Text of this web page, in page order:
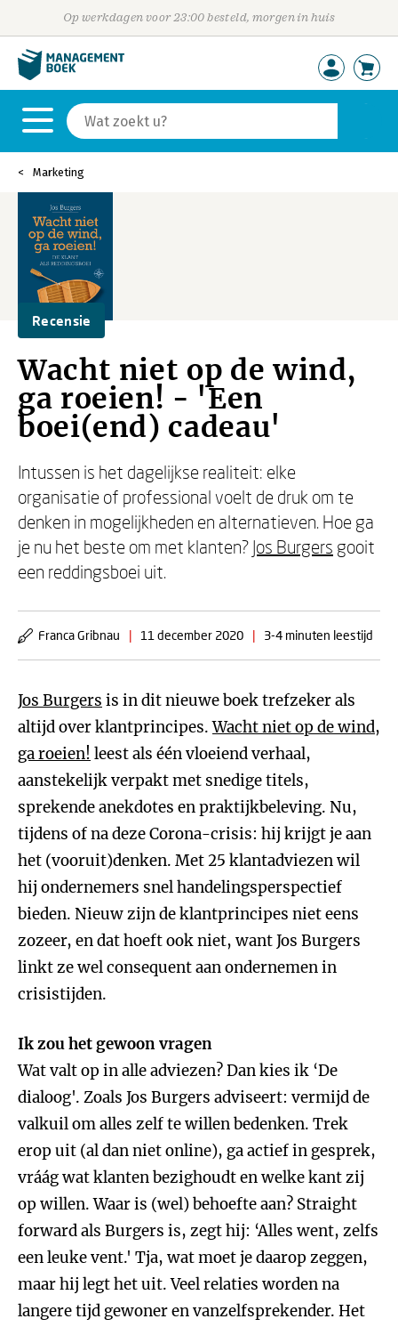
Op werkdagen voor 23:00 besteld, morgen in huis
Marketing
Recensie
Wacht niet op de wind,
ga roeien! - 'Een
boei(end) cadeau'
Intussen is het dagelijkse realiteit: elke
organisatie of professional voelt de druk om te
denken in mogelijkheden en alternatieven. Hoe ga
je nu het beste om met klanten? Jos Burgers gooit
een reddingsboei uit.
Franca Gribnau | 11 december 2020 | 3-4 minuten leestijd
Jos Burgers is in dit nieuwe boek trefzeker als
altijd over klantprincipes.Wacht niet op de wind,
ga roeien! leest als één vloeiend verhaal,
aanstekelijk verpakt met snedige titels,
sprekende anekdotes en praktijkbeleving. Nu,
tijdens of na deze Corona-crisis: hij krijgt je aan
het (vooruit)denken. Met 25 klantadviezen wil
hij ondernemers snel handelingsperspectief
bieden. Nieuw zijn de klantprincipes niet eens
zozeer, en dat hoeft ook niet, want Jos Burgers
linkt ze wel consequent aan ondernemen in
crisistijden.
Ik zou het gewoon vragen
Wat valt op in alle adviezen? Dan kies ik ‘De
dialoog'. Zoals Jos Burgers adviseert: vermijd de
valkuil om alles zelf te willen bedenken. Trek
erop uit (al dan niet online), ga actief in gesprek,
vráág wat klanten bezighoudt en welke kant zij
op willen. Waar is (wel) behoefte aan? Straight
forward als Burgers is, zegt hij: ‘Alles went, zelfs
een leuke vent.' Tja, wat moet je daarop zeggen,
maar hij legt het uit. Veel relaties worden na
langere tijd gewoner en vanzelfsprekender. Het